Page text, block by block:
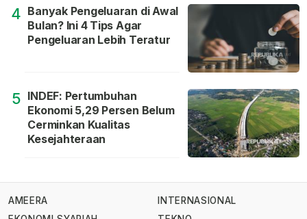
4 Banyak Pengeluaran di Awal
Bulan? Ini 4 Tips Agar
Pengeluaran Lebih Teratur
5 INDEF: Pertumbuhan
Ekonomi 5,29 Persen Belum
Cerminkan Kualitas
Kesejahteraan
AMEERA
INTERNASIONAL